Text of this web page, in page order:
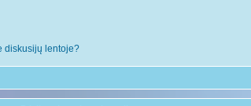
diskusijų lentoje?